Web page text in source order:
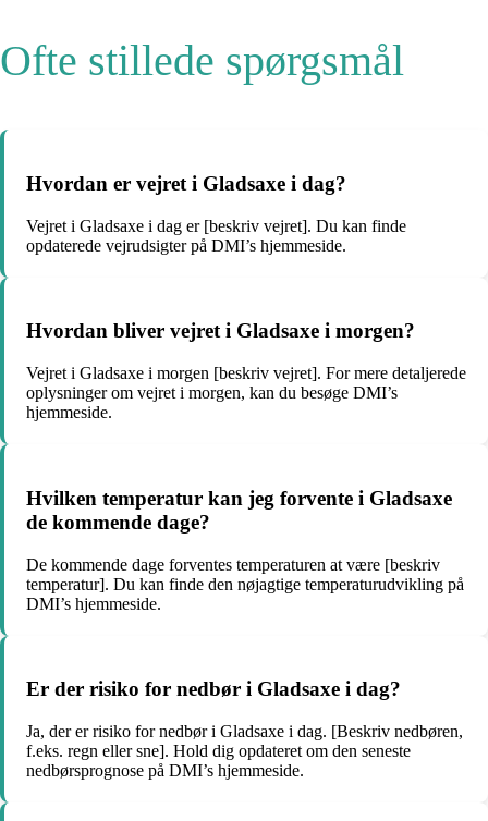
Ofte stillede spørgsmål
Hvordan er vejret i Gladsaxe i dag?
Vejret i Gladsaxe i dag er [beskriv vejret]. Du kan finde
opdaterede vejrudsigter på DMI’s hjemmeside.
Hvordan bliver vejret i Gladsaxe i morgen?
Vejret i Gladsaxe i morgen [beskriv vejret]. For mere detaljerede
oplysninger om vejret i morgen, kan du besøge DMI’s
hjemmeside.
Hvilken temperatur kan jeg forvente i Gladsaxe
de kommende dage?
De kommende dage forventes temperaturen at være [beskriv
temperatur]. Du kan finde den nøjagtige temperaturudvikling på
DMI’s hjemmeside.
Er der risiko for nedbør i Gladsaxe i dag?
Ja, der er risiko for nedbør i Gladsaxe i dag. [Beskriv nedbøren,
f.eks. regn eller sne]. Hold dig opdateret om den seneste
nedbørsprognose på DMI’s hjemmeside.